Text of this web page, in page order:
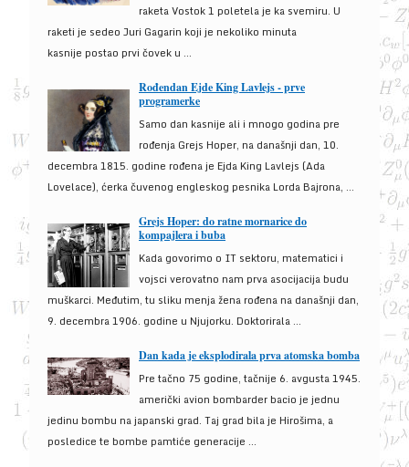
raketa Vostok 1 poletela je ka svemiru. U
raketi je sedeo Juri Gagarin koji je nekoliko minuta
kasnije postao prvi čovek u ...
Rođendan Ejde King Lavlejs - prve
programerke
Samo dan kasnije ali i mnogo godina pre
rođenja Grejs Hoper, na današnji dan, 10.
decembra 1815. godine rođena je Ejda King Lavlejs (Ada
Lovelace), ćerka čuvenog engleskog pesnika Lorda Bajrona, ...
Grejs Hoper: do ratne mornarice do
kompajlera i buba
Kada govorimo o IT sektoru, matematici i
vojsci verovatno nam prva asocijacija budu
muškarci. Međutim, tu sliku menja žena rođena na današnji dan,
9. decembra 1906. godine u Njujorku. Doktorirala ...
Dan kada je eksplodirala prva atomska bomba
Pre tačno 75 godine, tačnije 6. avgusta 1945.
američki avion bombarder bacio je jednu
jedinu bombu na japanski grad. Taj grad bila je Hirošima, a
posledice te bombe pamtiće generacije ...